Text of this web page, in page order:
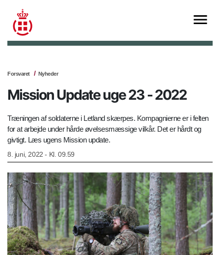
Forsvaret Nyheder
Mission Update uge 23 - 2022
Træningen af soldaterne i Letland skærpes. Kompagnierne er i felten
for at arbejde under hårde øvelsesmæssige vilkår. Det er hårdt og
givtigt. Læs ugens Mission update.
8. juni, 2022 - Kl. 09.59